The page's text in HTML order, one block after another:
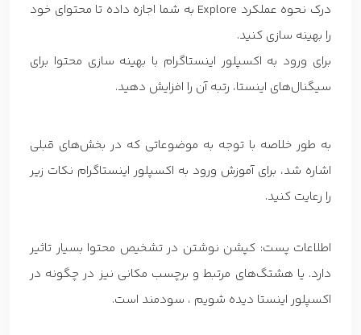
درک نحوه عملکرد Explore به شما اجازه داده تا محتوای خود
را بهینه سازی کنید.
برای ورود به اکسپلور اینستاگرام با بهینه سازی محتوا برای
سیگنال‌های اینستا، رتبه آن را افزایش دهید.
به طور خلاصه با توجه به موضوعاتی که در بخش‌های قبلی
اشاره شد، برای آموزش ورود به اکسپلور اینستاگرام نکات زیر
را رعایت کنید.
اطلاعات پست: کپشن نوشتن در تشخیص محتوا بسیار تاثیر
دارد. یا هشتگ‌های مرتبط و برچسب مکانی نیز در چگونه در
اکسپلور اینستا دیده شویم ، سودمند است.